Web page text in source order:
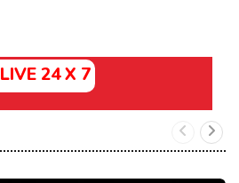
LIVE 24 X 7